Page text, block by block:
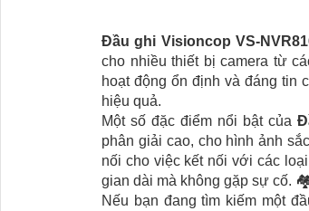
Đầu ghi VisioncopVS-
cho nhiều thiết bị camera từ
hoạt động ổn định và đáng tin
hiệu quả.
Một số đặc điểm nổi bật của
phân giải cao, cho hình ảnh
nối cho việc kết nối với các
gian dài mà không gặp sự cố.
Nếu bạn đang tìm kiếm một